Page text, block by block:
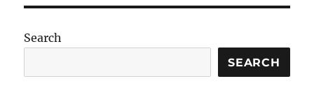
Ubah
Mendengarkan
Search
SEARCH